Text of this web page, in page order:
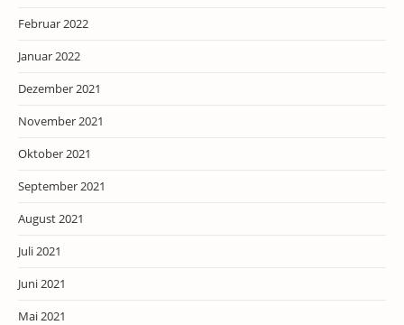
Februar 2022
Januar 2022
Dezember 2021
November 2021
Oktober 2021
September 2021
August 2021
Juli 2021
Juni 2021
Mai 2021